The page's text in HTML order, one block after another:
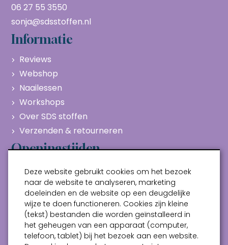
06 27 55 3550
sonja@sdsstoffen.nl
Informatie
Reviews
Webshop
Naailessen
Workshops
Over SDS stoffen
Verzenden & retourneren
Openingstijden
Maandag
Gesloten
Dinsdag
10:00 - 17:00
Woensdag
10:00 - 17:00
Donderdag
10:00 - 17:00
Vrijdag
10:00 - 17:00
Zaterdag
10:00 - 17:00
Deze website gebruikt cookies om het bezoek
naar de website te analyseren, marketing
doeleinden en de website op een deugdelijke
wijze te doen functioneren. Cookies zijn kleine
(tekst) bestanden die worden geïnstalleerd in
het geheugen van een apparaat (computer,
telefoon, tablet) bij het bezoek aan een website.